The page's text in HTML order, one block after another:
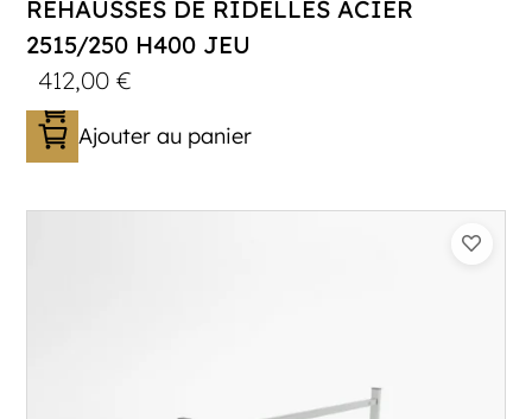
RÉHAUSSES DE RIDELLES ACIER
2515/250 H400 JEU
412,00€
Ajouter au panier